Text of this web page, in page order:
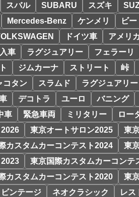
スバル SUBARU スズキ
Mercedes-Benz ケンメリ ビ
ドイツ車 アメリ
車 ラグジュアリー フェラーリ
ジムカーナ ストリート 峠
コタン スラムド ラグジュアリー
デコトラ ユーロ バニング
車 緊急車両 ミリタリー ロー
東京オートサロン2025
東
カスタムカーコンテスト2024
東
東京国際カスタムカーコンテ
カスタムカーコンテスト2020 東
ビンテージ ネオクラシック レス